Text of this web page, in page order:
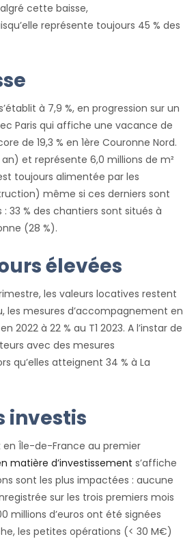
cette baisse,
représente toujours 45 % des
à 7,9 %, en progression sur un
Paris qui affiche une vacance de
de 19,3 % en 1ère Couronne Nord.
et représente 6,0 millions de m²
toujours alimentée par les
même si ces derniers sont
33 % des chantiers sont situés à
(28 %).
élevées
les valeurs locatives restent
les mesures d’accompagnement en
à 22 % au T1 2023. A l’instar de
avec des mesures
qu’elles atteignent 34 % à La
investis
en Île-de-France au premier
matière d’investissement s’affiche
sont les plus impactées : aucune
sur les trois premiers mois
millions d’euros ont été signées
les petites opérations (< 30 M€)